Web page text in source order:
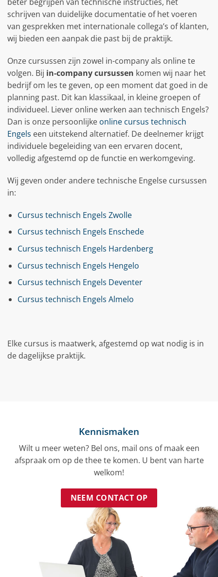
schrijven van duidelijke documentatie of het voeren
van gesprekken met internationale collega’s of klanten,
wij bieden een aanpak die past bij de praktijk.
Onze cursussen zijn zowel in-company als online te
volgen. Bij in-company cursussen komen wij naar het
bedrijf om les te geven, op een moment dat goed in de
planning past. Dit kan klassikaal, in kleine groepen of
individueel. Liever online werken aan technisch Engels?
Dan is onze persoonlijke online cursus technisch
Engels een uitstekend alternatief. De deelnemer krijgt
individuele begeleiding van een ervaren docent,
volledig afgestemd op de functie en werkomgeving.
Wij geven onder andere technische Engelse cursussen
in:
Cursus technisch Engels Zwolle
Cursus technisch Engels Enschede
Cursus technisch Engels Hardenberg
Cursus technisch Engels Hengelo
Cursus technisch Engels Deventer
Cursus technisch Engels Almelo
Elke cursus is maatwerk, afgestemd op wat nodig is in
de dagelijkse praktijk.
Kennismaken
Wilt u meer weten? Bel ons, mail ons of maak een
afspraak om op de thee te komen. U bent van harte
welkom!
NEEM CONTACT OP